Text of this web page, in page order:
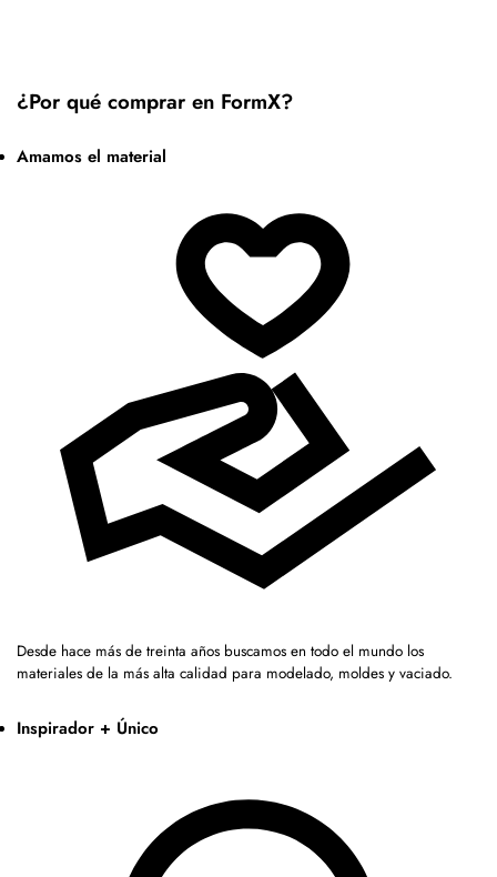
¿Por qué comprar en FormX?
Amamos el material
Desde hace más de treinta años buscamos en todo el mundo los
materiales de la más alta calidad para modelado, moldes y vaciado.
Inspirador + Único